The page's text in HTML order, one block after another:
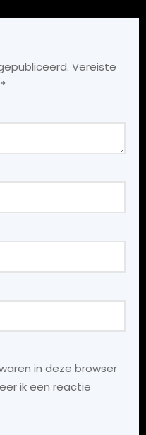
Vereiste
*
in deze browser
ik een reactie